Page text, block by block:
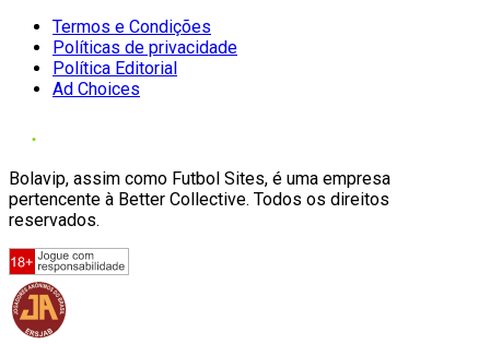
Termos e Condições
Políticas de privacidade
Política Editorial
Ad Choices
Bolavip, assim como Futbol Sites, é uma empresa
pertencente à Better Collective. Todos os direitos
reservados.